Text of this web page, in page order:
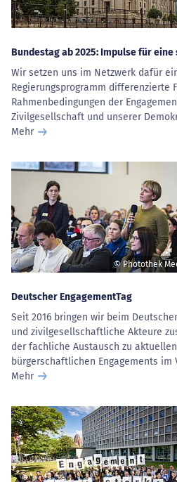
Bundestag ab 2025: Impulse für
Wir setzen uns im Netzwerk dafür
Regierungsprogramm differenzierte
Rahmenbedingungen der
Zivilgesellschaft und unserer
Mehr
Deutscher EngagementTag
Seit 2016 bringen wir beim
und zivilgesellschaftliche Akteure
der fachliche Austausch zu
bürgerschaftlichen Engagements im
Mehr
© Photothek